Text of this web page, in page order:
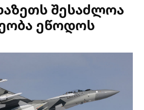
შესაძლოა
ეწოდოს